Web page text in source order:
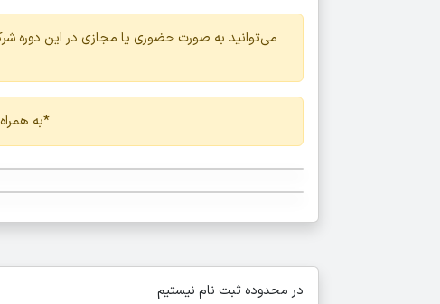
می‌توانید به صورت حضوری یا مجازی در این دوره
*به
در محدوده ثبت نام نیستیم